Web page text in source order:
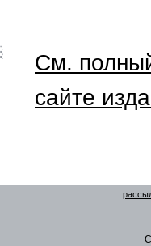
См.
сайте